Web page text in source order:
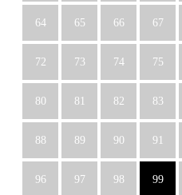
64 65 66 67
72 73 74 75
80 81 82 83
88 89 90 91
96 97 98 99